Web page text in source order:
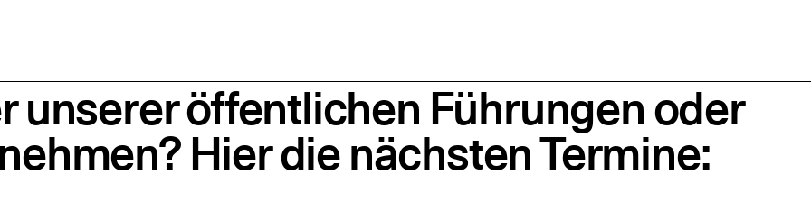
unserer öffentlichen Führungen oder
Hier die nächsten Termine: